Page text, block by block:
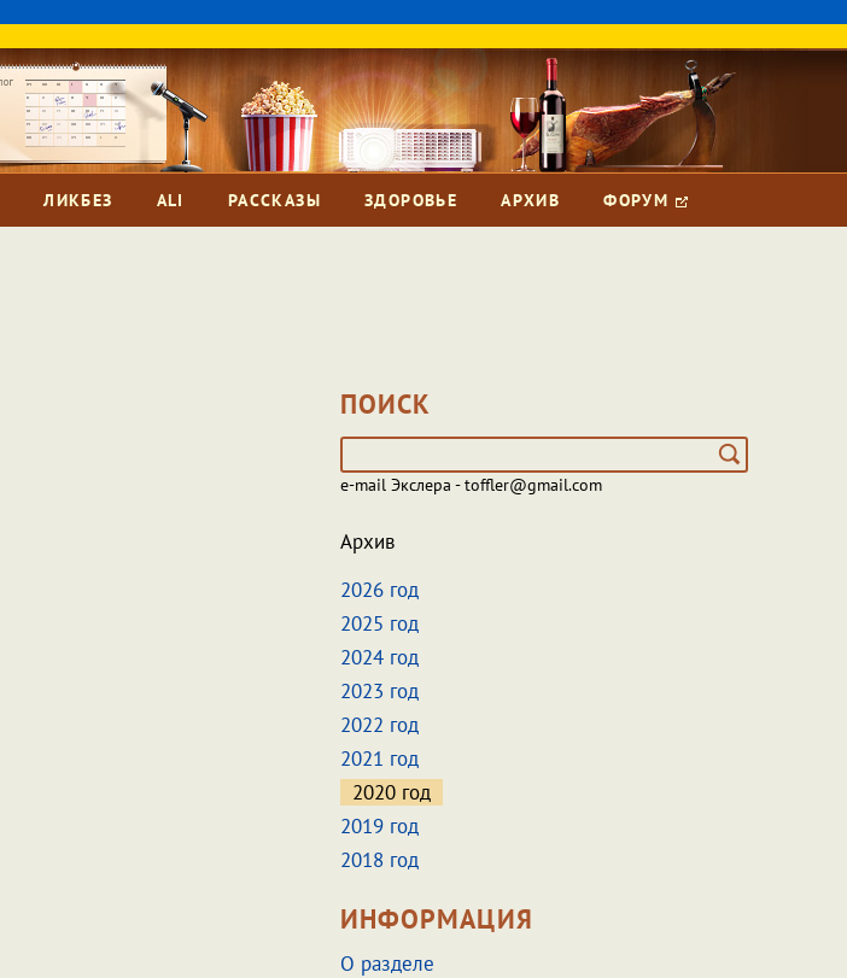
ЛИКБЕЗ ALI РАССКАЗЫ ЗДОРОВЬЕ АРХИВ ФОРУМ
ПОИСК
e-mail Экслера - toffler@gmail.com
Архив
2026 год
2025 год
2024 год
2023 год
2022 год
2021 год
2020 год
2019 год
2018 год
ИНФОРМАЦИЯ
О разделе